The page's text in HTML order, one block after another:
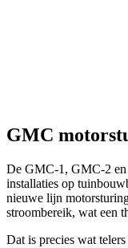
GMC
De GMC-1, GMC-2 en
installaties op
nieuwe lijn
stroombereik, wat een
Dat is precies wat